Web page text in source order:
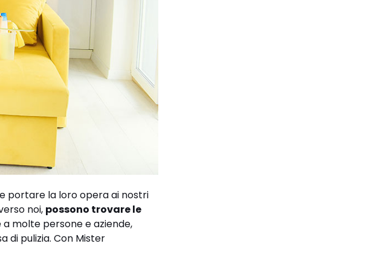
portare la loro opera ai nostri
noi, possono trovare le
molte persone e aziende,
di pulizia. Con Mister